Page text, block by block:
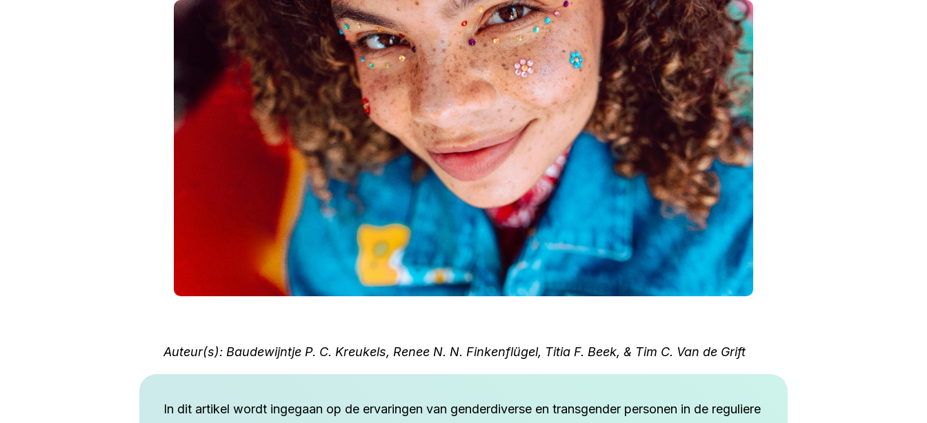
Auteur(s): Baudewijntje P. C. Kreukels, Renee N. N. Finkenflügel, Titia F. Beek, & Tim C. Van de Grift
In dit artikel wordt ingegaan op de ervaringen van genderdiverse en transgender personen in de reguliere